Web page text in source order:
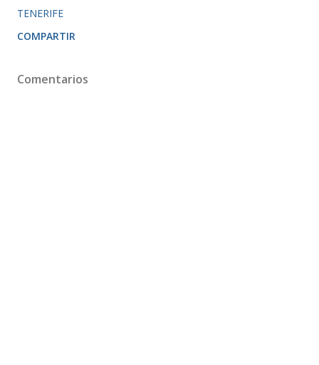
TENERIFE
COMPARTIR
Comentarios